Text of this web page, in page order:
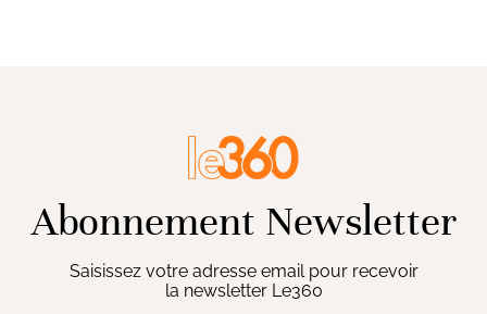
Abonnement Newsletter
Saisissez votre adresse email pour recevoir
la newsletter Le360